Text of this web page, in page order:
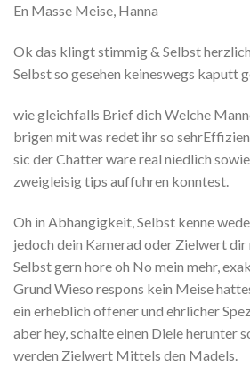
En Masse Meise, Hanna
Ok das klingt stimmig & Selbst
Selbst so gesehen keineswegs kaputt
wie gleichfalls Brief dich Welche
brigen mit was redet ihr so
sic der Chatter ware real niedlich
zweigleisig tips auffuhren konntest.
Oh in Abhangigkeit, Selbst kenne
jedoch dein Kamerad oder Zielwert
Selbst gern hore oh No mein mehr,
Grund Wieso respons kein Meise
ein erheblich offener und ehrlicher
aber hey, schalte einen Diele herunter
werden Zielwert Mittels den Madels.